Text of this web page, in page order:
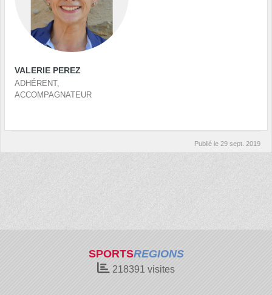
VALERIE PEREZ
ADHÉRENT,
ACCOMPAGNATEUR
Publié le 29 sept. 2019
SPORTSREGIONS
218391 visites